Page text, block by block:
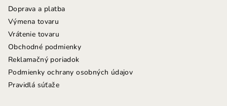
Doprava a platba
Výmena tovaru
Vrátenie tovaru
Obchodné podmienky
Reklamačný poriadok
Podmienky ochrany osobných údajov
Pravidlá súťaže